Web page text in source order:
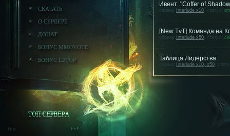
СКАЧАТЬ
О СЕРВЕРЕ
ДОНАТ
БОНУС MMOVOTE
БОНУС L2TOP
Ник PvP
Ивент: "Coffer of
сервер Interlude x10, статус:
[New TvT] Команда на
сервер Interlude x50, статус:
Таблица Лидерства
сервер Interlude x10, x50,